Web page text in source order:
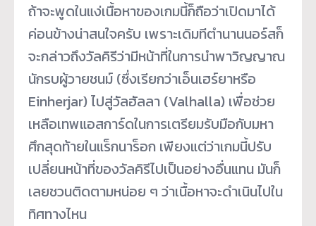
ถ้าจะพูดในแง่เนื้อหาของเกมนี้ก็ถือว่าเปิดมาได้
ค่อนข้างน่าสนใจครับ เพราะเดิมทีตำนานนอร์สก็
จะกล่าวถึงวัลคิรีว่ามีหน้าที่ในการนำพาวิญญาณ
นักรบผู้วายชนม์ (ซึ่งเรียกว่าเอ็นเฮร์ยาหรือ
Einherjar) ไปสู่วัลฮัลลา (Valhalla) เพื่อช่วย
เหลือเทพแอสการ์ดในการเตรียมรับมือกับมหา
ศึกสุดท้ายในแร็กนาร็อก เพียงแต่ว่าเกมนี้ปรับ
เปลี่ยนหน้าที่ของวัลคิรีไปเป็นอย่างอื่นแทน มันก็
เลยชวนติดตามหน่อย ๆ ว่าเนื้อหาจะดำเนินไปใน
ทิศทางไหน